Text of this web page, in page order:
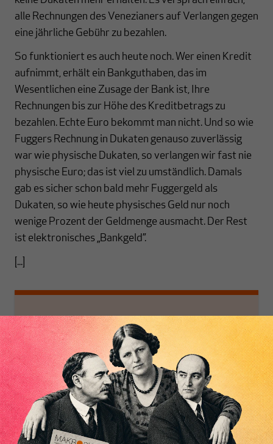
Inhaltsverzeichnis
alle Rechnungen des Venezianers auf Verlangen gegen
eine jährliche Gebühr zu bezahlen.
So funktioniert es auch heute noch. Wer einen Kredit
aufnimmt, erhält ein Bankguthaben, das im
Wesentlichen eine Zusage der Bank ist, Ihre
Rechnungen bis zur Höhe des Kreditbetrags zu
bezahlen. Echte Euro bekommt man nicht. Und so wie
Fuggers Rechnung in Dukaten genauso zuverlässig
war wie physische Dukaten, so verlangen wir fast nie
physische Euro; das ist viel zu umständlich. Damals
gab es sicher schon bald mehr Fuggergeld als
Dukaten, so wie heute physisches Geld nur noch
wenige Prozent der Geldmenge ausmacht. Der Rest
ist elektronisches „Bankgeld”.
[...]
Nichts schreibt sich
von allein!
Nur für Abonnenten
MAKROSKOP analysiert
wirtschaftspolitische
Wir verlassen die
journalistische Filterblase,